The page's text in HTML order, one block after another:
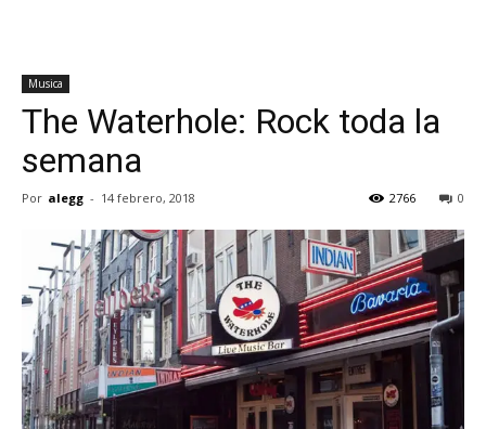
Musica
The Waterhole: Rock toda la
semana
Por alegg - 14 febrero, 2018 0
2766